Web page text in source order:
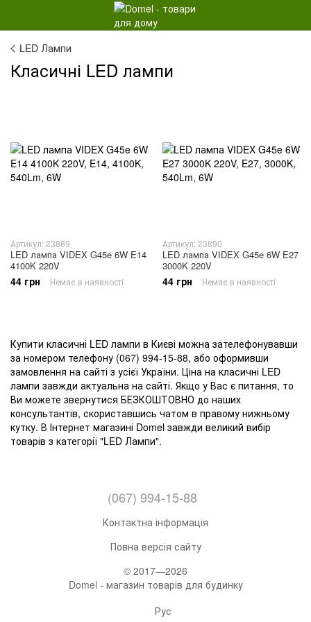
LED Лампи
Класичні LED лампи
Артикул: 23889
LED лампа VIDEX G45e 6W E14
4100K 220V
44 грн Немає в наявності
Артикул: 23890
LED лампа VIDEX G45e 6W E27
3000K 220V
44 грн Немає в наявності
Купити класичні LED лампи в Києві можна зателефонувавши
за номером телефону (067) 994-15-88, або оформивши
замовлення на сайті з усієї України. Ціна на класичні LED
лампи завжди актуальна на сайті. Якщо у Вас є питання, то
Ви можете звернутися БЕЗКОШТОВНО до наших
консультантів, скориставшись чатом в правому нижньому
кутку. В Інтернет магазині Domel завжди великий вибір
товарів з категорії "LED Лампи".
(067) 994-15-88
Контактна інформація
Повна версія сайту
© 2017—2026
Domel - магазин товарів для будинку
Рус